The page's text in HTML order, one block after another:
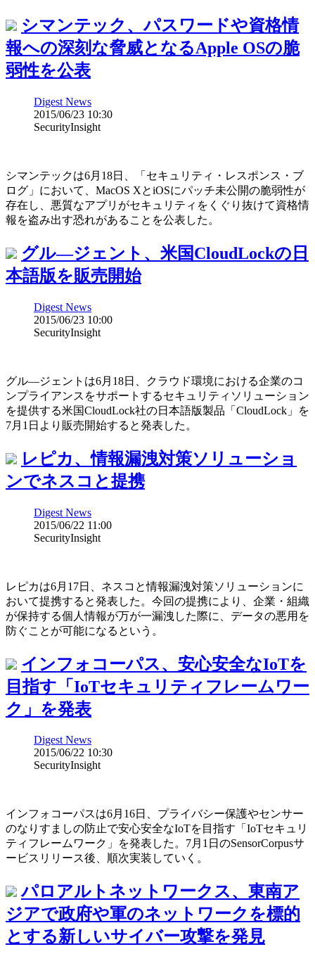
シマンテック、パスワードや資格情
報への深刻な脅威となるApple OSの脆
弱性を公表
Digest News
2015/06/23 10:30
SecurityInsight
シマンテックは6月18日、「セキュリティ・レスポンス・ブ
ログ」において、MacOS XとiOSにパッチ未公開の脆弱性が
存在し、悪質なアプリがセキュリティをくぐり抜けて資格情
報を盗み出す恐れがあることを公表した。
グル―ジェント、米国CloudLockの日
本語版を販売開始
Digest News
2015/06/23 10:00
SecurityInsight
グル―ジェントは6月18日、クラウド環境における企業のコ
ンプライアンスをサポートするセキュリティソリューション
を提供する米国CloudLock社の日本語版製品「CloudLock」を
7月1日より販売開始すると発表した。
レピカ、情報漏洩対策ソリューショ
ンでネスコと提携
Digest News
2015/06/22 11:00
SecurityInsight
レピカは6月17日、ネスコと情報漏洩対策ソリューションに
おいて提携すると発表した。今回の提携により、企業・組織
が保持する個人情報が万が一漏洩した際に、データの悪用を
防ぐことが可能になるという。
インフォコーパス、安心安全なIoTを
目指す「IoTセキュリティフレームワー
ク」を発表
Digest News
2015/06/22 10:30
SecurityInsight
インフォコーパスは6月16日、プライバシー保護やセンサー
のなりすましの防止で安心安全なIoTを目指す「IoTセキュリ
ティフレームワーク」を発表した。7月1日のSensorCorpusサ
ービスリリース後、順次実装していく。
パロアルトネットワークス、東南ア
ジアで政府や軍のネットワークを標的
とする新しいサイバー攻撃を発見